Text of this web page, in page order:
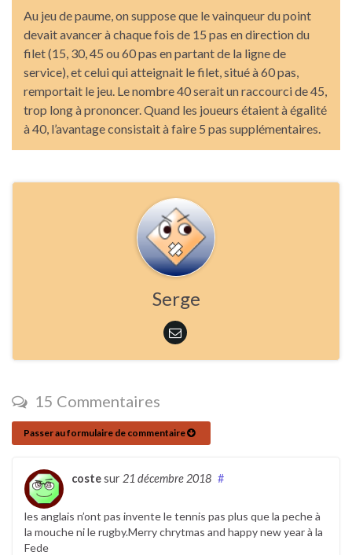
Au jeu de paume, on suppose que le vainqueur du point
devait avancer à chaque fois de 15 pas en direction du
filet (15, 30, 45 ou 60 pas en partant de la ligne de
service), et celui qui atteignait le filet, situé à 60 pas,
remportait le jeu. Le nombre 40 serait un raccourci de 45,
trop long à prononcer. Quand les joueurs étaient à égalité
à 40, l’avantage consistait à faire 5 pas supplémentaires.
Serge
15 Commentaires
Passer au formulaire de commentaire
costesur 21 décembre 2018 #
les anglais n’ont pas invente le tennis pas plus que la peche à
la mouche ni le rugby.Merry chrytmas and happy new year à la
Fede